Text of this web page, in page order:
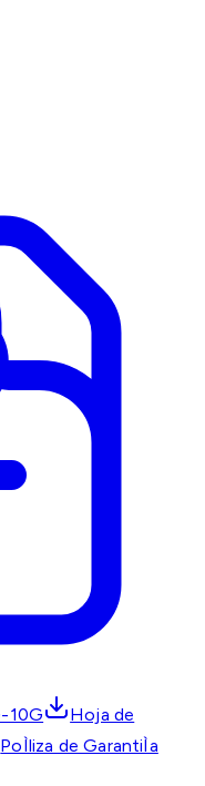
10G
Hoja de
PoÌliza de GarantiÌa